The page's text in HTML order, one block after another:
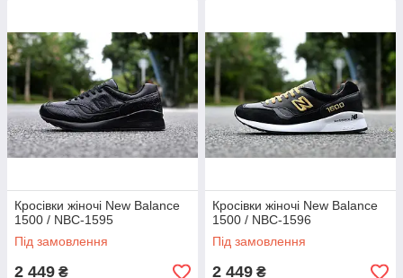
Кросівки жіночі New Balance
1500 / NBC-1595
Під замовлення
2 449 ₴
Кросівки жіночі New Balance
1500 / NBC-1596
Під замовлення
2 449 ₴